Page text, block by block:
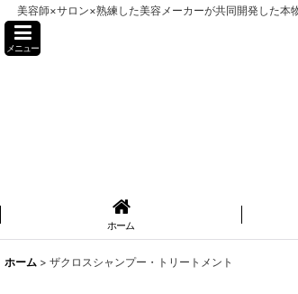
美容師×サロン×熟練した美容メーカーが共同開発した本
メニュー
ホーム
ホーム > ザクロスシャンプー・トリートメント